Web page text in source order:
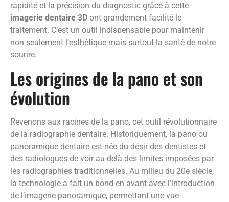
rapidité et la précision du diagnostic grâce à cette
imagerie dentaire 3D ont grandement facilité le
traitement. C’est un outil indispensable pour maintenir
non seulement l’esthétique mais surtout la santé de notre
sourire.
Les origines de la pano et son
évolution
Revenons aux racines de la pano, cet outil révolutionnaire
de la radiographie dentaire. Historiquement, la pano ou
panoramique dentaire est née du désir des dentistes et
des radiologues de voir au-delà des limites imposées par
les radiographies traditionnelles. Au milieu du 20e siècle,
la technologie a fait un bond en avant avec l’introduction
de l’imagerie panoramique, permettant une vue